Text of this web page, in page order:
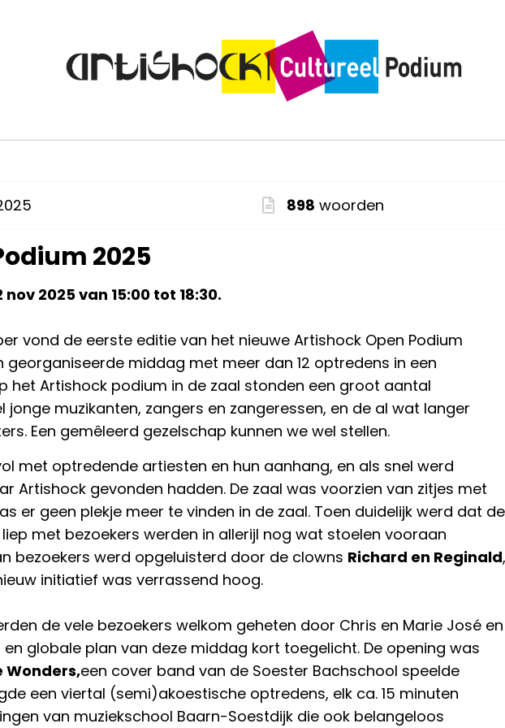
898 woorden
2025
2025 van 15:00 tot 18:30.
vond de eerste editie van het nieuwe Artishock Open Podium
georganiseerde middag met meer dan 12 optredens in een
het Artishock podium in de zaal stonden een groot aantal
muzikanten, zangers en zangeressen, en de al wat langer
Een gemêleerd gezelschap kunnen we wel stellen.
met optredende artiesten en hun aanhang, en als snel werd
Artishock gevonden hadden. De zaal was voorzien van zitjes met
er geen plekje meer te vinden in de zaal. Toen duidelijk werd dat de
met bezoekers werden in allerijl nog wat stoelen vooraan
bezoekers werd opgeluisterd door de clowns Richard en Reginald,
initiatief was verrassend hoog.
de vele bezoekers welkom geheten door Chris en Marie José en
globale plan van deze middag kort toegelicht. De opening was
Wonders,een cover band van de Soester Bachschool speelde
een viertal (semi)akoestische optredens, elk ca. 15 minuten
van muziekschool Baarn-Soestdijk die ook belangeloos